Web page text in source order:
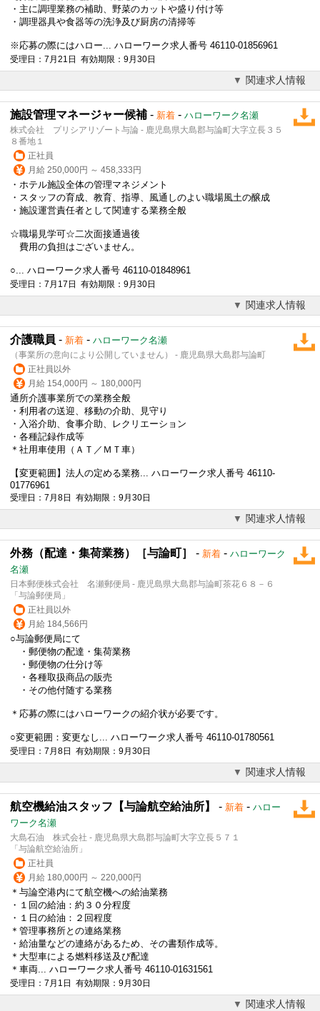
・主に調理業務の補助、野菜のカットや盛り付け等
・調理器具や食器等の洗浄及び厨房の清掃等
※応募の際にはハロー... ハローワーク求人番号 46110-01856961
受理日：7月21日 有効期限：9月30日
関連求人情報
施設管理マネージャー候補 - 新着 - ハローワーク名瀬
株式会社 プリシアリゾート与論 - 鹿児島県大島郡与論町大字立長３５
８番地１
正社員
月給 250,000円 ～ 458,333円
・ホテル施設全体の管理マネジメント
・スタッフの育成、教育、指導、風通しのよい職場風土の醸成
・施設運営責任者として関連する業務全般
☆職場見学可☆二次面接通過後
費用の負担はございません。
○... ハローワーク求人番号 46110-01848961
受理日：7月17日 有効期限：9月30日
関連求人情報
介護職員 - 新着 - ハローワーク名瀬
（事業所の意向により公開していません） - 鹿児島県大島郡与論町
正社員以外
月給 154,000円 ～ 180,000円
通所介護事業所での業務全般
・利用者の送迎、移動の介助、見守り
・入浴介助、食事介助、レクリエーション
・各種記録作成等
＊社用車使用（ＡＴ／ＭＴ車）
【変更範囲】法人の定める業務... ハローワーク求人番号 46110-
01776961
受理日：7月8日 有効期限：9月30日
関連求人情報
外務（配達・集荷業務）［与論町］ - 新着 - ハローワーク
名瀬
日本郵便株式会社 名瀬郵便局 - 鹿児島県大島郡与論町茶花６８－６
「与論郵便局」
正社員以外
月給 184,566円
○与論郵便局にて
・郵便物の配達・集荷業務
・郵便物の仕分け等
・各種取扱商品の販売
・その他付随する業務
＊応募の際にはハローワークの紹介状が必要です。
○変更範囲：変更なし... ハローワーク求人番号 46110-01780561
受理日：7月8日 有効期限：9月30日
関連求人情報
航空機給油スタッフ【与論航空給油所】 - 新着 - ハロー
ワーク名瀬
大島石油 株式会社 - 鹿児島県大島郡与論町大字立長５７１
「与論航空給油所」
正社員
月給 180,000円 ～ 220,000円
＊与論空港内にて航空機への給油業務
・１回の給油：約３０分程度
・１日の給油：２回程度
＊管理事務所との連絡業務
・給油量などの連絡があるため、その書類作成等。
＊大型車による燃料移送及び配達
＊車両... ハローワーク求人番号 46110-01631561
受理日：7月1日 有効期限：9月30日
関連求人情報